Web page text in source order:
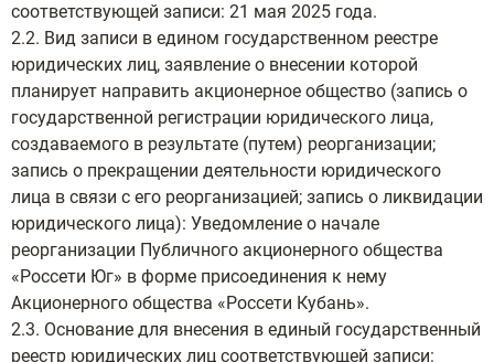
соответствующей записи: 21 мая 2025 года.
2.2. Вид записи в едином государственном реестре
юридических лиц, заявление о внесении которой
планирует направить акционерное общество (запись о
государственной регистрации юридического лица,
создаваемого в результате (путем) реорганизации;
запись о прекращении деятельности юридического
лица в связи с его реорганизацией; запись о ликвидации
юридического лица): Уведомление о начале
реорганизации Публичного акционерного общества
«Россети Юг» в форме присоединения к нему
Акционерного общества «Россети Кубань».
2.3. Основание для внесения в единый государственный
реестр юридических лиц соответствующей записи: